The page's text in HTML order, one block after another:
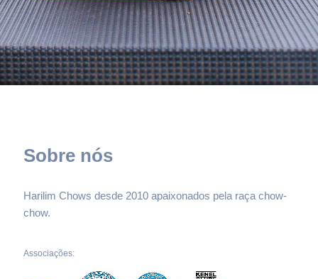
Sobre nós
Harilim Chows desde 2010 apaixonados pela raça chow-
chow.
Associações: